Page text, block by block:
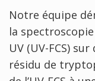
Notre équipe
la
UV (UV-FCS)
résidu de